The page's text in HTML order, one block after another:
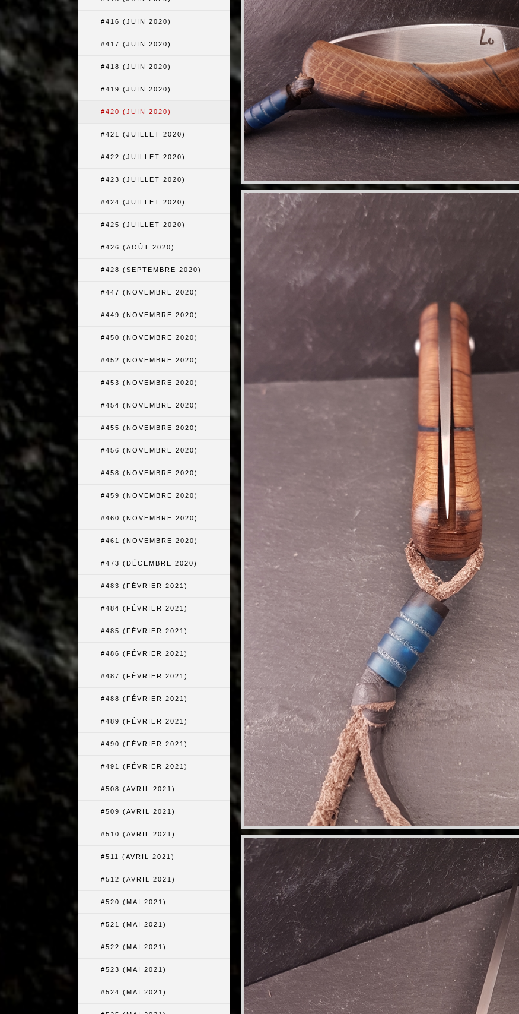
#416 (JUIN 2020)
#417 (JUIN 2020)
#418 (JUIN 2020)
#419 (JUIN 2020)
#420 (JUIN 2020)
#421 (JUILLET 2020)
#422 (JUILLET 2020)
#423 (JUILLET 2020)
#424 (JUILLET 2020)
#425 (JUILLET 2020)
#426 (AOÛT 2020)
#428 (SEPTEMBRE 2020)
#447 (NOVEMBRE 2020)
#449 (NOVEMBRE 2020)
#450 (NOVEMBRE 2020)
#452 (NOVEMBRE 2020)
#453 (NOVEMBRE 2020)
#454 (NOVEMBRE 2020)
#455 (NOVEMBRE 2020)
#456 (NOVEMBRE 2020)
#458 (NOVEMBRE 2020)
#459 (NOVEMBRE 2020)
#460 (NOVEMBRE 2020)
#461 (NOVEMBRE 2020)
#473 (DÉCEMBRE 2020)
#483 (FÉVRIER 2021)
#484 (FÉVRIER 2021)
#485 (FÉVRIER 2021)
#486 (FÉVRIER 2021)
#487 (FÉVRIER 2021)
#488 (FÉVRIER 2021)
#489 (FÉVRIER 2021)
#490 (FÉVRIER 2021)
#491 (FÉVRIER 2021)
#508 (AVRIL 2021)
#509 (AVRIL 2021)
#510 (AVRIL 2021)
#511 (AVRIL 2021)
#512 (AVRIL 2021)
#520 (MAI 2021)
#521 (MAI 2021)
#522 (MAI 2021)
#523 (MAI 2021)
#524 (MAI 2021)